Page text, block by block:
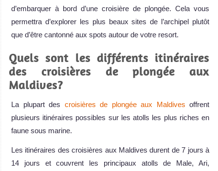
d’embarquer à bord d’une croisière de plongée. Cela vous
permettra d’explorer les plus beaux sites de l’archipel plutôt
que d’être cantonné aux spots autour de votre resort.
Quels sont les différents itinéraires
des croisières de plongée aux
Maldives?
La plupart des croisières de plongée aux Maldives offrent
plusieurs itinéraires possibles sur les atolls les plus riches en
faune sous marine.
Les itinéraires des croisières aux Maldives durent de 7 jours à
14 jours et couvrent les principaux atolls de Male, Ari,